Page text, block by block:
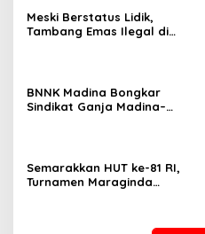
Meski Berstatus Lidik,
Tambang Emas Ilegal di
BNNK Madina Bongkar
Sindikat Ganja Madina–
Semarakkan HUT ke-81 RI,
Turnamen Maraginda